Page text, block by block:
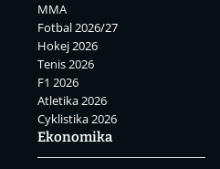
MMA
Fotbal 2026/27
Hokej 2026
Tenis 2026
F1 2026
Atletika 2026
Cyklistika 2026
Ekonomika